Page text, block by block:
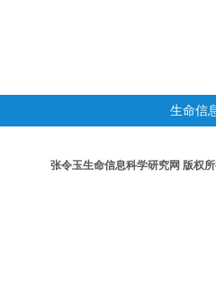
生命信
张令玉生命信息科学研究网 版权